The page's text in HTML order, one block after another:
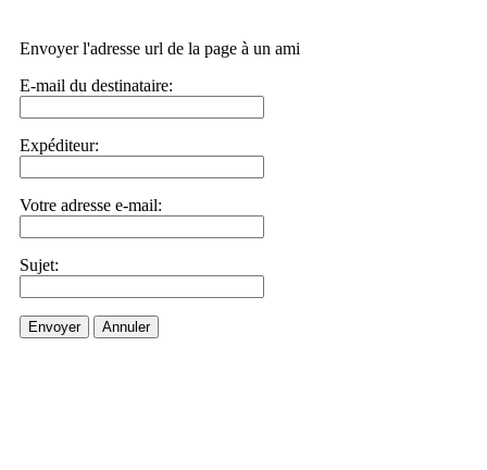
Envoyer l'adresse url de la page à un ami
E-mail du destinataire:
Expéditeur:
Votre adresse e-mail:
Sujet:
Envoyer Annuler